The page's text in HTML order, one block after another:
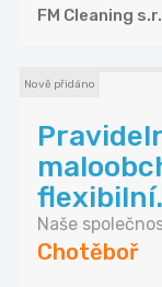
FM Cleaning
Nově přidáno
Naše
Chotěboř